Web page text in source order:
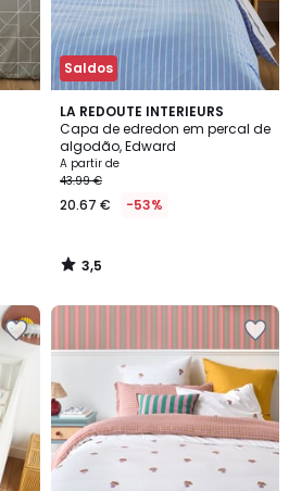
Saldos
LA REDOUTE INTERIEURS
Capa de edredon em percal de
algodão, Edward
A partir de
43.99 €
20.67 € -53%
3,5
/ 5
3,5
/